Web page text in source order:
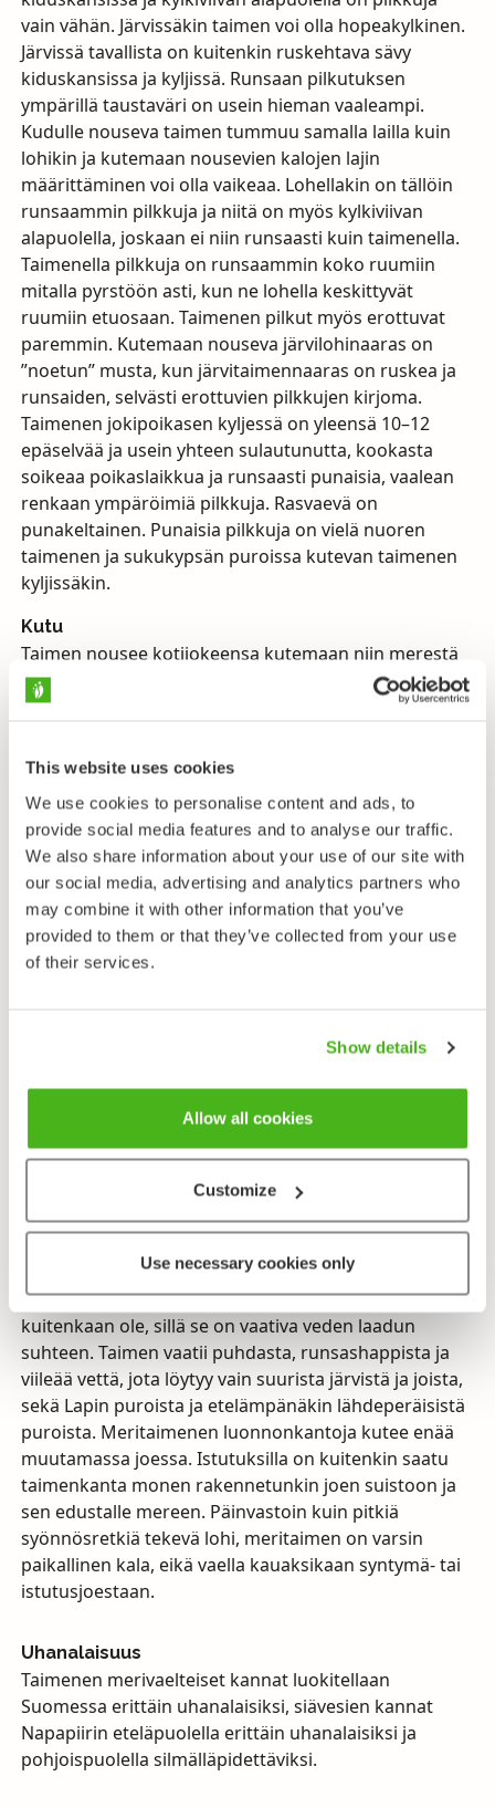
This website uses cookies
We use cookies to personalise content and ads, to
provide social media features and to analyse our traffic.
We also share information about your use of our site with
our social media, advertising and analytics partners who
may combine it with other information that you’ve
provided to them or that they’ve collected from your use
of their services.
Show details
Allow all cookies
Customize
Use necessary cookies only
vain vähän. Järvissäkin taimen voi olla hopeakylkinen.
Järvissä tavallista on kuitenkin ruskehtava sävy
kiduskansissa ja kyljissä. Runsaan pilkutuksen
ympärillä taustaväri on usein hieman vaaleampi.
Kudulle nouseva taimen tummuu samalla lailla kuin
lohikin ja kutemaan nousevien kalojen lajin
määrittäminen voi olla vaikeaa. Lohellakin on tällöin
runsaammin pilkkuja ja niitä on myös kylkiviivan
alapuolella, joskaan ei niin runsaasti kuin taimenella.
Taimenella pilkkuja on runsaammin koko ruumiin
mitalla pyrstöön asti, kun ne lohella keskittyvät
ruumiin etuosaan. Taimenen pilkut myös erottuvat
paremmin. Kutemaan nouseva järvilohinaaras on
”noetun” musta, kun järvitaimennaaras on ruskea ja
runsaiden, selvästi erottuvien pilkkujen kirjoma.
Taimenen jokipoikasen kyljessä on yleensä 10–12
epäselvää ja usein yhteen sulautunutta, kookasta
soikeaa poikaslaikkua ja runsaasti punaisia, vaalean
renkaan ympäröimiä pilkkuja. Rasvaevä on
punakeltainen. Punaisia pilkkuja on vielä nuoren
taimenen ja sukukypsän puroissa kutevan taimenen
kyljissäkin.
Kutu
Taimen nousee kotijokeensa kutemaan niin merestä
kuin järvistäkin. Vuolaita jokia suosivasta lohesta
poiketen taimen nousee pienempiinkin jokiin ja jopa
eivät vaella välillä lainkaan syntymäpurostaan pois.
aikaan ja kestää koko kesän. Kutu tapahtuu koskien
sorapohjille lokakuussa. Järvitaimenet nousevat
järvien välisiin koskiin ja järviin laskeviin jokiin.
Nykyisin valtaosa taimenistamme, puroissa kutevia
kantoja lukuun ottamatta, on peräisin istutuksista,
sillä jokien rakentaminen on tuhonnut niiden
kutumahdollisuudet.
Jokipoikanen syö planktonia ja pieniä pohjaeläimiä,
muuta pientä kalaa. Järvitaimenet syövätmuikkua,
salakkaaja muuta vapaan
ulappaveden kalaa. Järvitaimet nousevat välillä myös
Purotaimen syö vastaavaa ravintoa koko ikänsä.
Taimenta esiintyy sisävesissä koko maassa ja kaikilla
merialueilla. Läheskään kaikissa vesissä taimenta ei
kuitenkaan ole, sillä se on vaativa veden laadun
suhteen. Taimen vaatii puhdasta, runsashappista ja
viileää vettä, jota löytyy vain suurista järvistä ja joista,
sekä Lapin puroista ja etelämpänäkin lähdeperäisistä
puroista. Meritaimenen luonnonkantoja kutee enää
muutamassa joessa. Istutuksilla on kuitenkin saatu
taimenkanta monen rakennetunkin joen suistoon ja
sen edustalle mereen. Päinvastoin kuin pitkiä
syönnösretkiä tekevä lohi, meritaimen on varsin
paikallinen kala, eikä vaella kauaksikaan syntymä- tai
istutusjoestaan.
Uhanalaisuus
Taimenen merivaelteiset kannat luokitellaan
Suomessa erittäin uhanalaisiksi, siävesien kannat
Napapiirin eteläpuolella erittäin uhanalaisiksi ja
pohjoispuolella silmälläpidettäviksi.